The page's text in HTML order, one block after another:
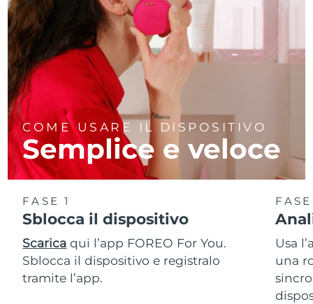
COME USARE IL DISPOSITIVO
Semplice e veloce
FASE 1
Sblocca il dispositivo
Scarica qui l’app FOREO For You.
Sblocca il dispositivo e registralo
tramite l’app.
Usa
una